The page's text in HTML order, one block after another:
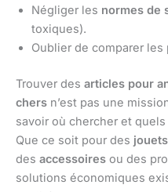
Négliger les normes de
toxiques).
Oublier de comparer
Trouver des articles pour
chers n’est pas une
savoir où chercher et
Que ce soit pour des jouets
des accessoires ou des
solutions économiques